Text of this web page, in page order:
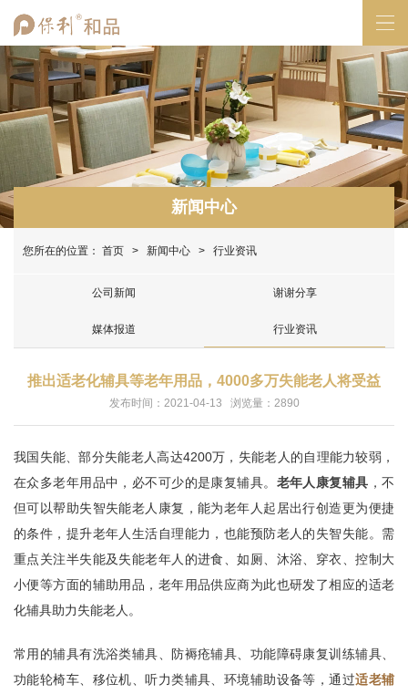
新闻中心
您所在的位置： 首页 > 新闻中心 > 行业资讯
公司新闻 谢谢分享
媒体报道 行业资讯
推出适老化辅具等老年用品，4000多万失能老人将受益
发布时间：2021-04-13 浏览量：2890
我国失能、部分失能老人高达4200万，失能老人的自理能力较弱，
在众多老年用品中，必不可少的是康复辅具。 老年人康复辅具 ，不
但可以帮助失智失能老人康复，能为老年人起居出行创造更为便捷
的条件，提升老年人生活自理能力，也能预防老人的失智失能。需
重点关注半失能及失能老年人的进食、如厕、沐浴、穿衣、控制大
小便等方面的辅助用品，老年用品供应商为此也研发了相应的适老
化辅具助力失能老人。
常用的辅具有洗浴类辅具、防褥疮辅具、功能障碍康复训练辅具、
功能轮椅车、移位机、听力类辅具、环境辅助设备等，通过适老辅